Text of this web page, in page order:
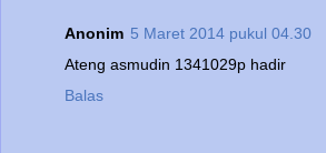
Anonim 5 Maret 2014 pukul 04.30
Ateng asmudin 1341029p hadir
Balas